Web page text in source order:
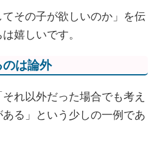
その子が欲しいのか」を伝
嬉しいです。
は論外
れ以外だった場合でも考え
る」という少しの一例であ